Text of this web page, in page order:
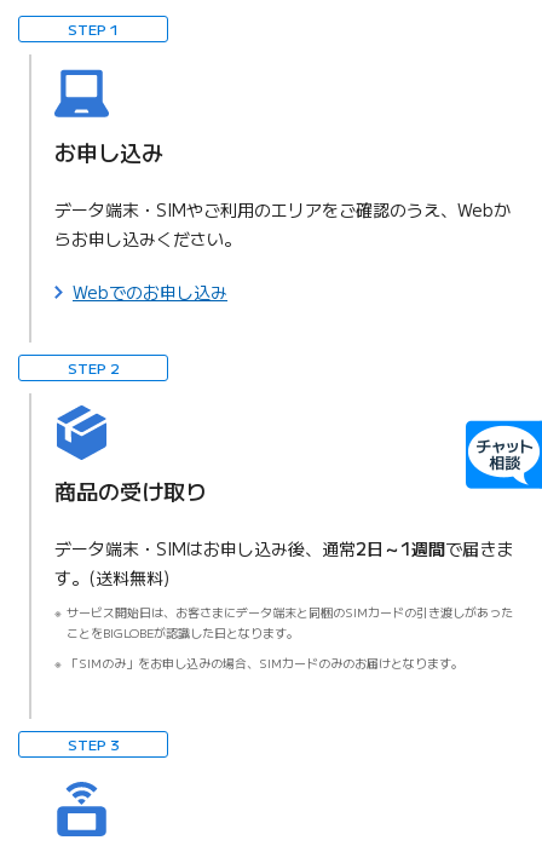
STEP 1
お申し込み
データ端末・SIMやご利用のエリアをご確認のうえ、Webか
らお申し込みください。
Webでのお申し込み
STEP 2
商品の受け取り
データ端末・SIMはお申し込み後、通常2日～1週間で届きま
す。(送料無料)
サービス開始日は、お客さまにデータ端末と同梱のSIMカードの引き渡しがあった
ことをBIGLOBEが認識した日となります。
「SIMのみ」をお申し込みの場合、SIMカードのみのお届けとなります。
STEP 3